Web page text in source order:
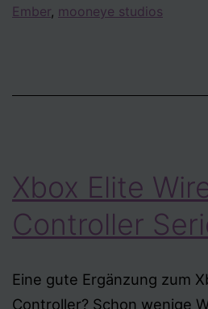
Ember, mooneye studios
Xbox Elite
Controller
Eine gute Ergänzung zum
Controller? Schon wenige